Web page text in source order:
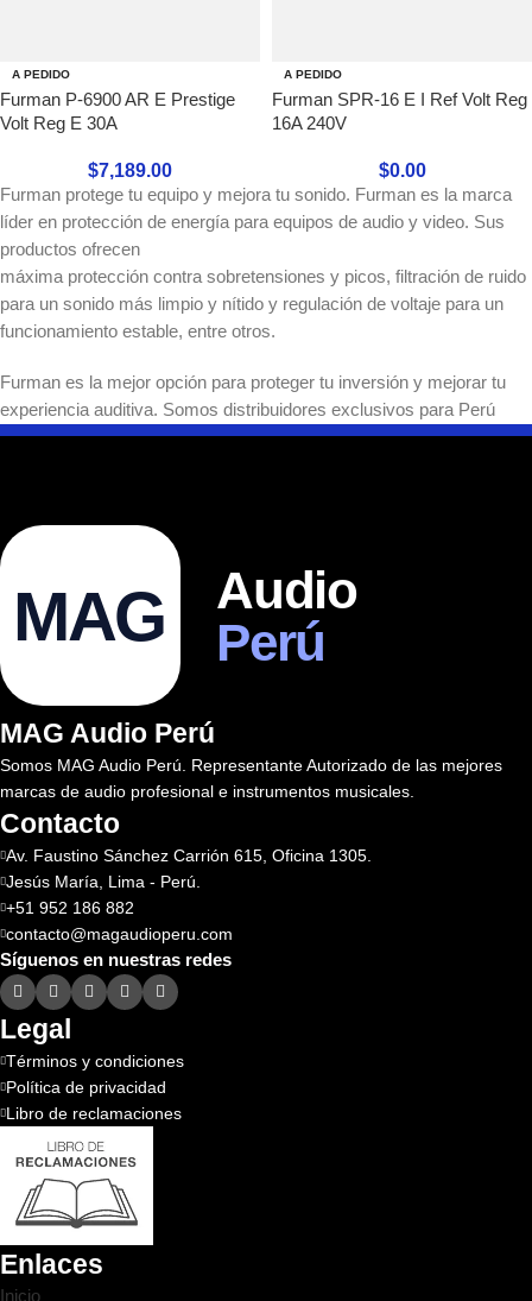
A PEDIDO
Furman P-6900 AR E Prestige
Volt Reg E 30A
$7,189.00
A PEDIDO
Furman SPR-16 E I Ref Volt Reg
16A 240V
$0.00
Furman protege tu equipo y mejora tu sonido. Furman es la marca
líder en protección de energía para equipos de audio y video. Sus
productos ofrecen
máxima protección contra sobretensiones y picos, filtración de ruido
para un sonido más limpio y nítido y regulación de voltaje para un
funcionamiento estable, entre otros.
Furman es la mejor opción para proteger tu inversión y mejorar tu
experiencia auditiva. Somos distribuidores exclusivos para Perú
MAG
Audio
Perú
MAG Audio Perú
Somos MAG Audio Perú. Representante Autorizado de las mejores
marcas de audio profesional e instrumentos musicales.
Contacto
Av. Faustino Sánchez Carrión 615, Oficina 1305.
Jesús María, Lima - Perú.
+51 952 186 882
contacto@magaudioperu.com
Síguenos en nuestras redes
Legal
Términos y condiciones
Política de privacidad
Libro de reclamaciones
Enlaces
Inicio